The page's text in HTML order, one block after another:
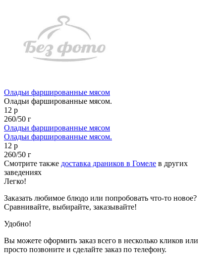
Оладьи фаршированные мясом
Оладьи фаршированные мясом.
12 р
260/50 г
Оладьи фаршированные мясом
Оладьи фаршированные мясом.
12 р
260/50 г
Смотрите также доставка драников в Гомеле в других
заведениях
Легко!
Заказать любимое блюдо или попробовать что-то новое?
Сравнивайте, выбирайте, заказывайте!
Удобно!
Вы можете оформить заказ всего в несколько кликов или
просто позвоните и сделайте заказ по телефону.